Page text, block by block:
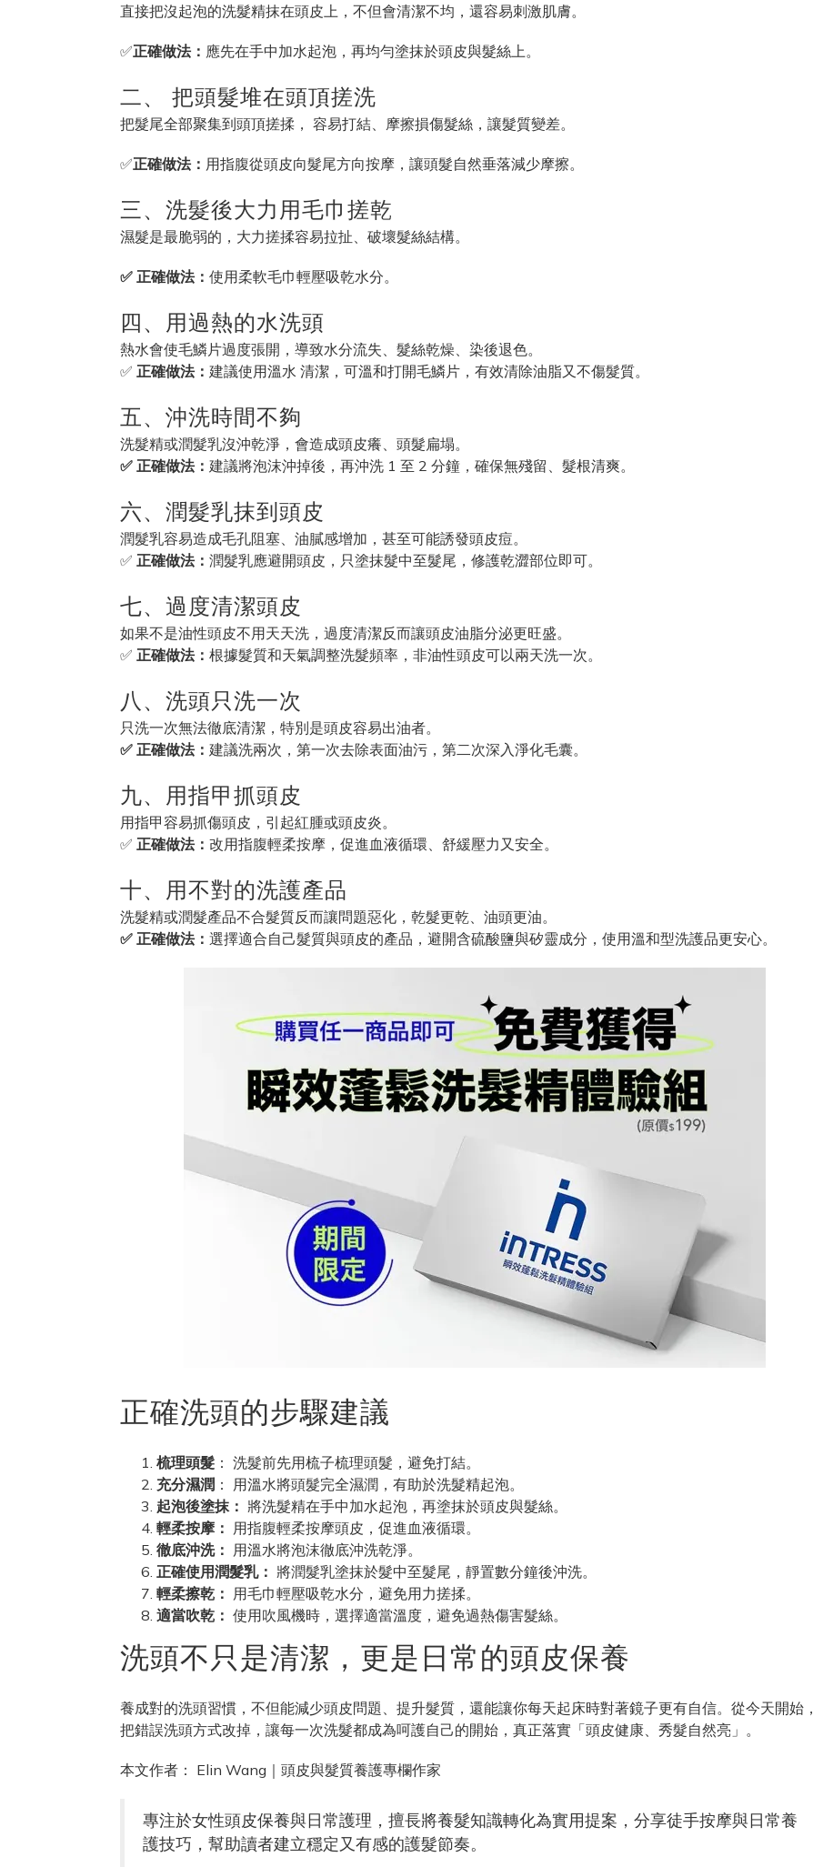
直接把沒起泡的洗髮精抹在頭皮上，不但會清潔不均，還容易刺激肌膚。
✅正確做法： 應先在手中加水起泡，再均勻塗抹於頭皮與髮絲上。
二、 把頭髮堆在頭頂搓洗
把髮尾全部聚集到頭頂搓揉， 容易打結、摩擦損傷髮絲，讓髮質變差。
✅正確做法： 用指腹從頭皮向髮尾方向按摩，讓頭髮自然垂落減少摩擦。
三、洗髮後大力用毛巾搓乾
濕髮是最脆弱的，大力搓揉容易拉扯、破壞髮絲結構。
✅ 正確做法： 使用柔軟毛巾輕壓吸乾水分。
四、用過熱的水洗頭
熱水會使毛鱗片過度張開，導致水分流失、髮絲乾燥、染後退色。
✅ 正確做法： 建議使用溫水 清潔，可溫和打開毛鱗片，有效清除油脂又不傷髮質。
五、沖洗時間不夠
洗髮精或潤髮乳沒沖乾淨，會造成頭皮癢、頭髮扁塌。
✅ 正確做法： 建議將泡沫沖掉後，再沖洗 1 至 2 分鐘，確保無殘留、髮根清爽。
六、潤髮乳抹到頭皮
潤髮乳容易造成毛孔阻塞、油膩感增加，甚至可能誘發頭皮痘。
✅ 正確做法： 潤髮乳應避開頭皮，只塗抹髮中至髮尾，修護乾澀部位即可。
七、過度清潔頭皮
如果不是油性頭皮不用天天洗，過度清潔反而讓頭皮油脂分泌更旺盛。
✅ 正確做法： 根據髮質和天氣調整洗髮頻率，非油性頭皮可以兩天洗一次。
八、洗頭只洗一次
只洗一次無法徹底清潔，特別是頭皮容易出油者。
✅ 正確做法： 建議洗兩次，第一次去除表面油污，第二次深入淨化毛囊。
九、用指甲抓頭皮
用指甲容易抓傷頭皮，引起紅腫或頭皮炎。
✅ 正確做法： 改用指腹輕柔按摩，促進血液循環、舒緩壓力又安全。
十、用不對的洗護產品
洗髮精或潤髮產品不合髮質反而讓問題惡化，乾髮更乾、油頭更油。
✅ 正確做法： 選擇適合自己髮質與頭皮的產品，避開含硫酸鹽與矽靈成分，使用溫和型洗護品更安心。
正確洗頭的步驟建議
梳理頭髮 ： 洗髮前先用梳子梳理頭髮，避免打結。
充分濕潤 ： 用溫水將頭髮完全濕潤，有助於洗髮精起泡。
起泡後塗抹： 將洗髮精在手中加水起泡，再塗抹於頭皮與髮絲。
輕柔按摩： 用指腹輕柔按摩頭皮，促進血液循環。
徹底沖洗： 用溫水將泡沫徹底沖洗乾淨。
正確使用潤髮乳： 將潤髮乳塗抹於髮中至髮尾，靜置數分鐘後沖洗。
輕柔擦乾： 用毛巾輕壓吸乾水分，避免用力搓揉。
適當吹乾： 使用吹風機時，選擇適當溫度，避免過熱傷害髮絲。
洗頭不只是清潔，更是日常的頭皮保養
養成對的洗頭習慣，不但能減少頭皮問題、提升髮質，還能讓你每天起床時對著鏡子更有自信。從今天開始，
把錯誤洗頭方式改掉，讓每一次洗髮都成為呵護自己的開始，真正落實「頭皮健康、秀髮自然亮」。
本文作者： Elin Wang｜頭皮與髮質養護專欄作家
專注於女性頭皮保養與日常護理，擅長將養髮知識轉化為實用提案，分享徒手按摩與日常養
護技巧，幫助讀者建立穩定又有感的護髮節奏。